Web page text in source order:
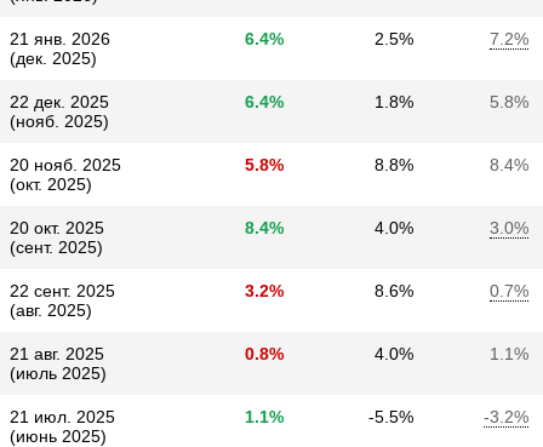
21 янв. 2026
(дек. 2025)
6.4% 2.5% 7.2%
22 дек. 2025
(нояб. 2025)
6.4% 1.8% 5.8%
20 нояб. 2025
(окт. 2025)
5.8% 8.8% 8.4%
20 окт. 2025
(сент. 2025)
8.4% 4.0% 3.0%
22 сент. 2025
(авг. 2025)
3.2% 8.6% 0.7%
21 авг. 2025
(июль 2025)
0.8% 4.0% 1.1%
21 июл. 2025
(июнь 2025)
1.1% -5.5% -3.2%